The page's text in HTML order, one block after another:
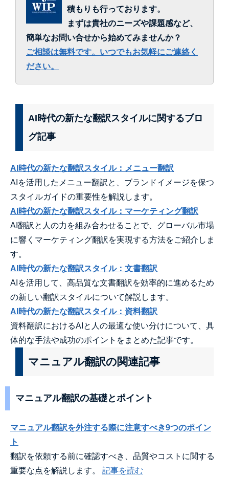
積もりも行っております。
まずは貴社のニーズや課題感など、
簡単なお問い合せから始めてみませんか？
ご相談は無料です。いつでもお気軽にご連絡く
ださい。
AI時代の新たな翻訳スタイルに関するブロ
グ記事
AI時代の新たな翻訳スタイル：メニュー翻訳
AIを活用したメニュー翻訳と、ブランドイメージを保つ
スタイルガイドの重要性を解説します。
AI時代の新たな翻訳スタイル：マーケティング翻訳
AI翻訳と人の力を組み合わせることで、グローバル市場
に響くマーケティング翻訳を実現する方法をご紹介しま
す。
AI時代の新たな翻訳スタイル：文書翻訳
AIを活用して、高品質な文書翻訳を効率的に進めるため
の新しい翻訳スタイルについて解説します。
AI時代の新たな翻訳スタイル：資料翻訳
資料翻訳におけるAIと人の最適な使い分けについて、具
体的な手法や成功のポイントをまとめた記事です。
マニュアル翻訳の関連記事
マニュアル翻訳の基礎とポイント
マニュアル翻訳を外注する際に注意すべき9つのポイン
ト
翻訳を依頼する前に確認すべき、品質やコストに関する
重要な点を解説します。 記事を読む